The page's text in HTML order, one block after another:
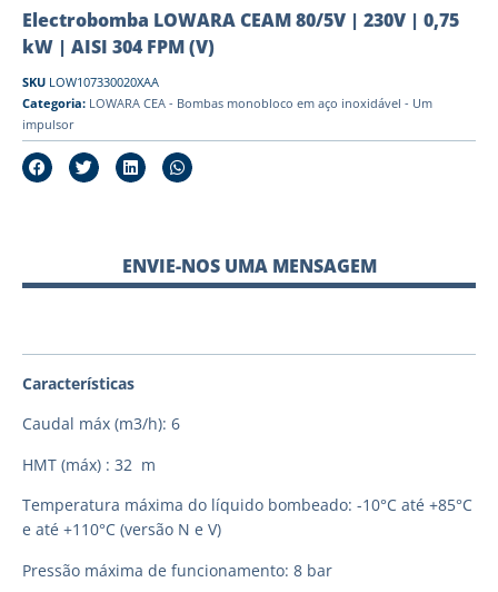
Electrobomba LOWARA CEAM 80/5V | 230V | 0,75
kW | AISI 304 FPM (V)
SKU LOW107330020XAA
Categoria: LOWARA CEA - Bombas monobloco em aço inoxidável - Um
impulsor
ENVIE-NOS UMA MENSAGEM
Características
Caudal máx (m3/h): 6
HMT (máx) : 32 m
Temperatura máxima do líquido bombeado: -10°C até +85°C
e até +110°C (versão N e V)
Pressão máxima de funcionamento: 8 bar